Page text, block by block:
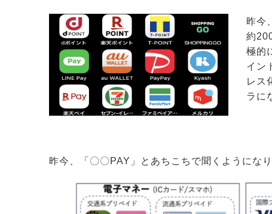
昨今
約
極的
イン
レス
ラに
昨今、「〇〇PAY」とあちこちで聞くようになり